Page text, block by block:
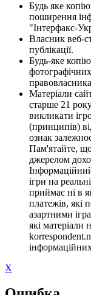
Будь яке
поширення
"Інтерфакс-
Власник веб-
публікації.
Будь-яке
фотографічних
Матеріали
старше 21
викликати
(принципів)
ознак
Пам'ятайте,
джерелом
ігри на
приймає ні в
платежів, які
азартними
які матеріали
X